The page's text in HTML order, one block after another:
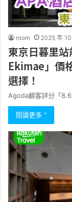
room 2025 年 10
東京日暮里
Ekimae」價
選擇！
Agoda顧客評分「
閱讀更多 ”